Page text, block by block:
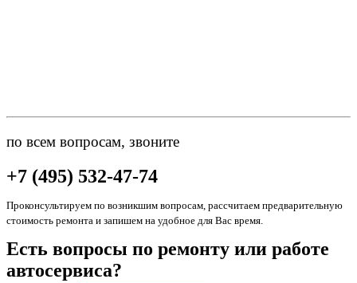
по всем вопросам, звоните
+7 (495) 532-47-74
Проконсультируем по возникшим вопросам, рассчитаем предварительную
стоимость ремонта и запишем на удобное для Вас время.
Есть вопросы по ремонту или работе
автосервиса?